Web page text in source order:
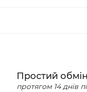
Простий
протягом 14 днів